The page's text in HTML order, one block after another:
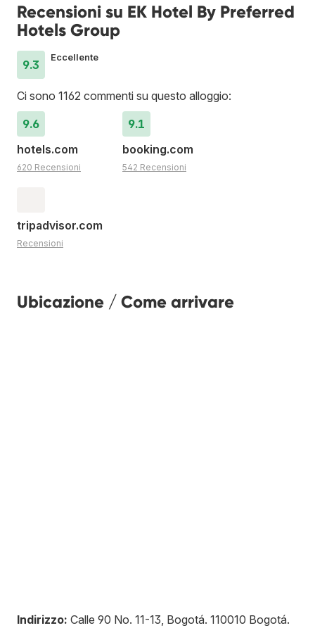
Recensioni su EK Hotel By Preferred
Hotels Group
9.3
Eccellente
Ci sono 1162 commenti su questo alloggio:
9.6
hotels.com
620 Recensioni
9.1
booking.com
542 Recensioni
tripadvisor.com
Recensioni
Ubicazione / Come arrivare
Indirizzo: Calle 90 No. 11-13, Bogotá. 110010 Bogotá.